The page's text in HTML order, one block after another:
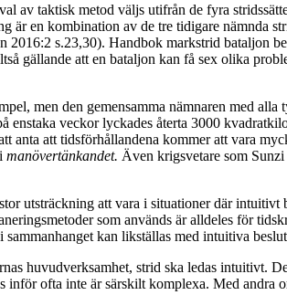
av taktisk metod väljs utifrån de fyra
en kombination av de tre tidigare nämnda
s.23,30). Handbok markstrid bataljon
gällande att en bataljon kan få sex olika
men den gemensamma nämnaren med
veckor lyckades återta 3000
att tidsförhållandena kommer att vara
manövertänkandet. Även krigsvetare som
utsträckning att vara i situationer där
som används är alldeles för
sammanhanget kan likställas med intuitiva
huvudverksamhet, strid ska ledas intuitivt.
ofta inte är särskilt komplexa. Med